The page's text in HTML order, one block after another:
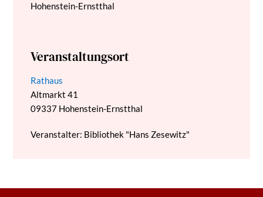
Hohenstein-Ernstthal
Veranstaltungsort
Rathaus
Altmarkt 41
09337 Hohenstein-Ernstthal
Veranstalter: Bibliothek "Hans Zesewitz"